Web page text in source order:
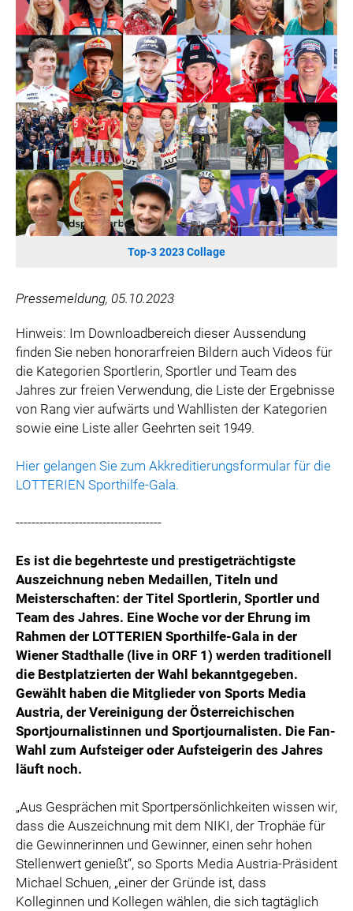
VIER HOCH VIER
ALFIES
HANNERSBERG
WILHELM-EXNER-MEDAILLEN STIFTUNG
ADMIRAL SPORTWETTEN
EWP RECYCLING PFAND ÖSTERREICH
ANNEMARIE CHARITY
IMPERIAL MARKETS
TRÄGERVEREIN EINWEGPFAND
SPECIAL OLYMPICS ÖSTERREICH
LOGOS
PRESSEKONTAKT
Top-3 2023 Collage
Pressemeldung, 05.10.2023
Hinweis: Im Downloadbereich dieser Aussendung
finden Sie neben honorarfreien Bildern auch Videos für
die Kategorien Sportlerin, Sportler und Team des
Jahres zur freien Verwendung, die Liste der Ergebnisse
von Rang vier aufwärts und Wahllisten der Kategorien
sowie eine Liste aller Geehrten seit 1949.
Hier gelangen Sie zum Akkreditierungsformular für die
LOTTERIEN Sporthilfe-Gala.
-------------------------------------
Es ist die begehrteste und prestigeträchtigste
Auszeichnung neben Medaillen, Titeln und
Meisterschaften: der Titel Sportlerin, Sportler und
Team des Jahres. Eine Woche vor der Ehrung im
Rahmen der LOTTERIEN Sporthilfe-Gala in der
Wiener Stadthalle (live in ORF 1) werden traditionell
die Bestplatzierten der Wahl bekanntgegeben.
Gewählt haben die Mitglieder von Sports Media
Austria, der Vereinigung der Österreichischen
Sportjournalistinnen und Sportjournalisten. Die Fan-
Wahl zum Aufsteiger oder Aufsteigerin des Jahres
läuft noch.
„Aus Gesprächen mit Sportpersönlichkeiten wissen wir,
dass die Auszeichnung mit dem NIKI, der Trophäe für
die Gewinnerinnen und Gewinner, einen sehr hohen
Stellenwert genießt“, so Sports Media Austria-Präsident
Michael Schuen, „einer der Gründe ist, dass
Kolleginnen und Kollegen wählen, die sich tagtäglich